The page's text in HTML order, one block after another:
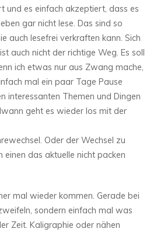
und es einfach akzeptiert, dass es
gar nicht lese. Das sind so
auch lesefrei verkraften kann. Sich
auch nicht der richtige Weg. Es soll
ich etwas nur aus Zwang mache,
mal ein paar Tage Pause
interessanten Themen und Dingen
geht es wieder los mit der
Oder der Wechsel zu
einen das aktuelle nicht packen
mal wieder kommen. Gerade bei
sondern einfach mal was
Zeit. Kaligraphie oder nähen